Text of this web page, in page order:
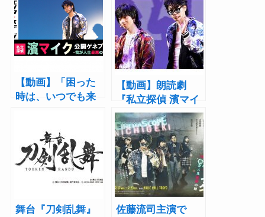
【動画】「困った
時は、いつでも来
偵 濱マイク』-我が
人生最悪の時-公開
ゲネプロ
【動画】朗読劇
『私立探偵 濱マイ
ク』-我が人生最悪
の時- 会見（出演：
佐藤流司、植田圭
輔 ほか）
舞台『刀剣乱舞』
佐藤流司主演で